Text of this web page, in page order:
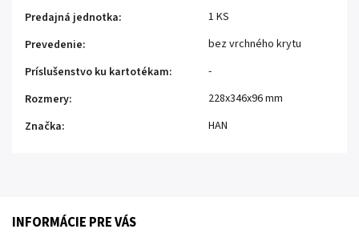
Predajná jednotka:
1 KS
Prevedenie:
bez vrchného krytu
Príslušenstvo ku kartotékam:
-
Rozmery:
228x346x96 mm
Značka: HAN
INFORMÁCIE PRE VÁS